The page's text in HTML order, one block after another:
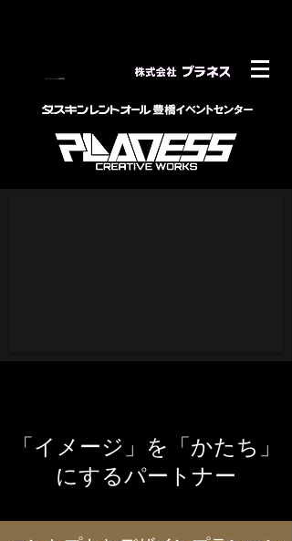
​イベントレンタル事業部
「イメージ」を「かたち」
にするパートナー